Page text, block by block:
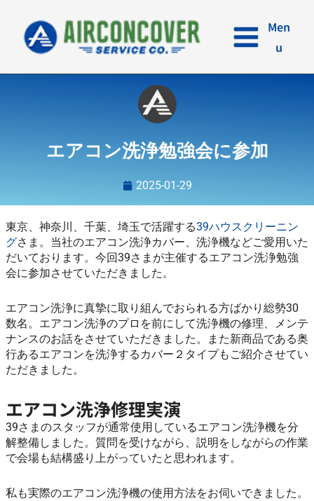
キ
Men
u
エアコン洗浄勉強会に参加
2025-01-29
東京、神奈川、千葉、埼玉で活躍する39ハウスクリーニン
グさま。当社のエアコン洗浄カバー、洗浄機などご愛用いた
だいております。今回39さまが主催するエアコン洗浄勉強
会に参加させていただきました。
エアコン洗浄に真摯に取り組んでおられる方ばかり総勢30
数名。エアコン洗浄のプロを前にして洗浄機の修理、メンテ
ナンスのお話をさせていただきました。また新商品である奥
行あるエアコンを洗浄するカバー２タイプもご紹介させてい
ただきました。
エアコン洗浄修理実演
39さまのスタッフが通常使用しているエアコン洗浄機を分
解整備しました。質問を受けながら、説明をしながらの作業
で会場も結構盛り上がっていたと思われます。
私も実際のエアコン洗浄機の使用方法をお伺いできました。